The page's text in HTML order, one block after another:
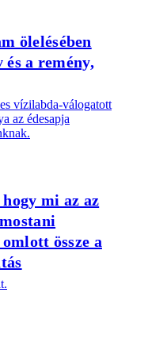
ölelésében
és a remény,
vízilabda-válogatott
az édesapja
mi az az
össze a